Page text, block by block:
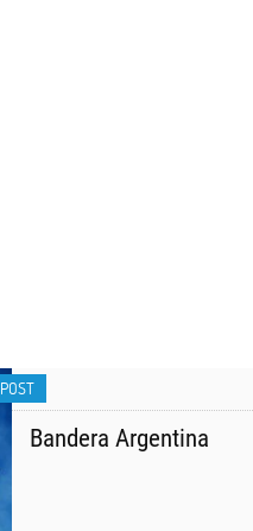
POST
Bandera Argentina